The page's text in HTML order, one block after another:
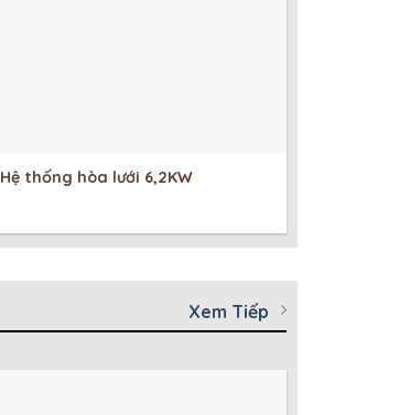
Hệ thống hòa lưới 6,2KW
Xem Tiếp